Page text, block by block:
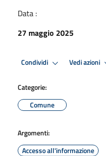
Data :
27 maggio 2025
Condividi Vedi azioni
Categorie:
Comune
Argomenti:
Accesso all'informazione